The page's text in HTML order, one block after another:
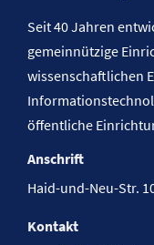
Seit 40 Jahren
gemeinnützige
wissenschaftlichen
öffentliche
Anschrift
Haid-und-Neu-Str.
Kontakt